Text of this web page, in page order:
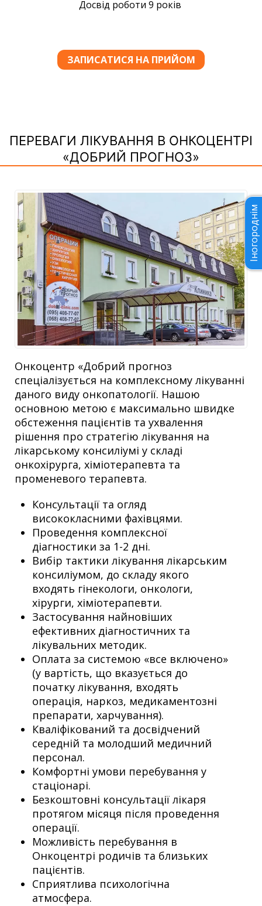
ПЕРЕВАГИ ЛІКУВАННЯ В ОНКОЦЕНТРІ
«ДОБРИЙ ПРОГНОЗ»
Онкоцентр «Добрий прогноз
спеціалізується на комплексному лікуванні
даного виду онкопатології. Нашою
основною метою є максимально швидке
обстеження пацієнтів та ухвалення
рішення про стратегію лікування на
лікарському консиліумі у складі
онкохірурга, хіміотерапевта та
променевого терапевта.
Консультації та огляд
висококласними фахівцями.
Проведення комплексної
діагностики за 1-2 дні.
Вибір тактики лікування лікарським
консиліумом, до складу якого
входять гінекологи, онкологи,
хірурги, хіміотерапевти.
Застосування найновіших
ефективних діагностичних та
лікувальних методик.
Оплата за системою «все включено»
(у вартість, що вказується до
початку лікування, входять
операція, наркоз, медикаментозні
препарати, харчування).
Кваліфікований та досвідчений
середній та молодший медичний
персонал.
Комфортні умови перебування у
стаціонарі.
Безкоштовні консультації лікаря
протягом місяця після проведення
операції.
Можливість перебування в
Онкоцентрі родичів та близьких
пацієнтів.
Сприятлива психологічна
атмосфера.
Іногороднім